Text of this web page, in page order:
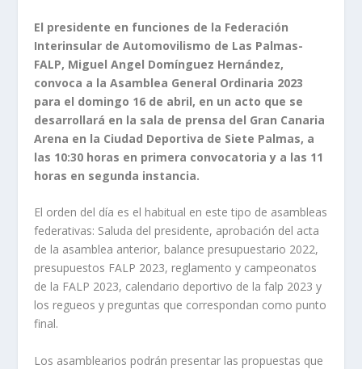
El presidente en funciones de la Federación
Interinsular de Automovilismo de Las Palmas-
FALP, Miguel Angel Domínguez Hernández,
convoca a la Asamblea General Ordinaria 2023
para el domingo 16 de abril, en un acto que se
desarrollará en la sala de prensa del Gran Canaria
Arena en la Ciudad Deportiva de Siete Palmas, a
las 10:30 horas en primera convocatoria y a las 11
horas en segunda instancia.
El orden del día es el habitual en este tipo de asambleas
federativas: Saluda del presidente, aprobación del acta
de la asamblea anterior, balance presupuestario 2022,
presupuestos FALP 2023, reglamento y campeonatos
de la FALP 2023, calendario deportivo de la falp 2023 y
los regueos y preguntas que correspondan como punto
final.
Los asamblearios podrán presentar las propuestas que